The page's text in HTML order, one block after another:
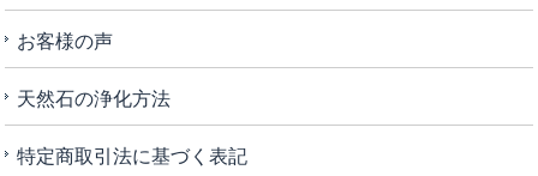
お客様の声
天然石の浄化方法
特定商取引法に基づく表記